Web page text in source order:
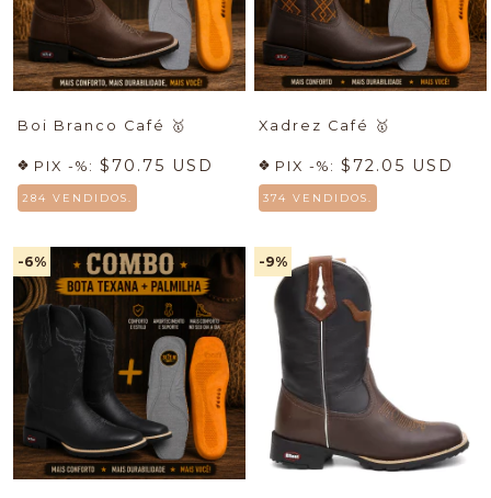
Boi Branco Café 🥇
PIX -%: $70.75 USD
284 VENDIDOS.
Xadrez Café 🥇
PIX -%: $72.05 USD
374 VENDIDOS.
-6% -9%